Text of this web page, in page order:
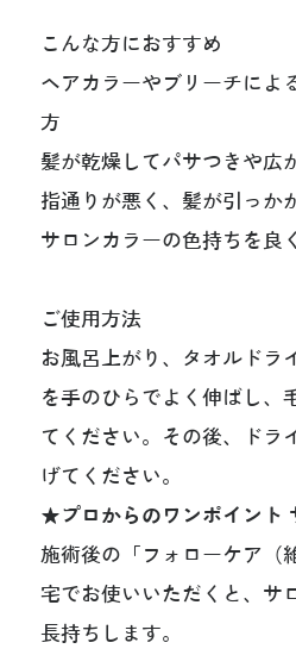
こんな方におすすめ
ヘアカラーやブリーチによ
方
髪が乾燥してパサつきや広
指通りが悪く、髪が引っか
サロンカラーの色持ちを良
ご使用方法
お風呂上がり、タオルドラ
を手のひらでよく伸ばし、
てください。その後、ドラ
げてください。
★プロからのワンポイント
施術後の「フォローケア（
宅でお使いいただくと、サ
長持ちします。